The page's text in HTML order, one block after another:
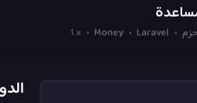
Laravel
Money
1.x